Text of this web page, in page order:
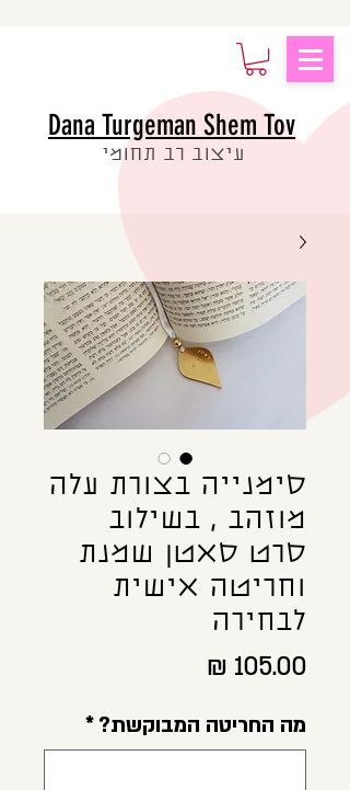
עיצוב רב תחומי
Dana Turgeman Shem Tov
סימנייה בצורת עלה
מוזהב , בשילוב
סרט סאטן שמנת
וחריטה אישית
לבחירה
מה החריטה המבוקשת?*